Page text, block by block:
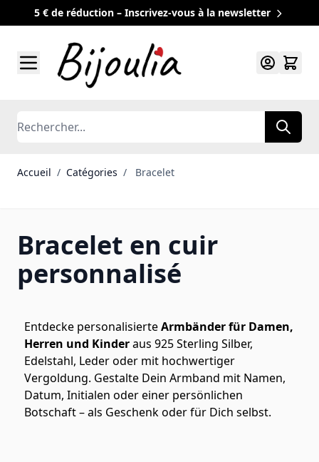
5 € de réduction – Inscrivez-vous à la newsletter
Rechercher
Accueil / Catégories / Bracelet
Bracelet en cuir
personnalisé
Entdecke personalisierteArmbänder für Damen,
Herren und Kinderaus 925 Sterling Silber,
Edelstahl, Leder oder mit hochwertiger
Vergoldung. Gestalte Dein Armband mit Namen,
Datum, Initialen oder einer persönlichen
Botschaft – als Geschenk oder für Dich selbst.